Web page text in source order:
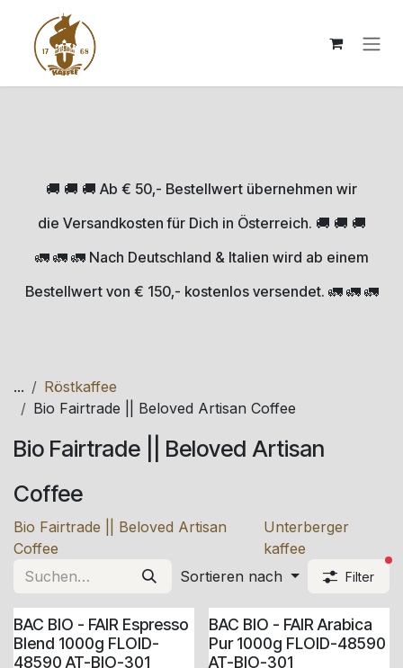
Zum Inhalt springen
🚚 🚚 🚚 Ab € 50,- Bestellwert übernehmen wir
die Versandkosten für Dich in Österreich. 🚚 🚚 🚚
🚛 🚛 🚛 Nach Deutschland & Italien wird ab einem
Bestellwert von € 150,- kostenlos versendet. 🚛 🚛 🚛
...
Röstkaffee
Bio Fairtrade || Beloved Artisan Coffee
Bio Fairtrade || Beloved Artisan
Coffee
Bio Fairtrade || Beloved Artisan
Coffee
Unterberger
kaffee
Sortieren nach
Filter
BAC BIO - FAIR Espresso
Blend 1000g FLOID-
48590 AT-BIO-301
BAC BIO - FAIR Arabica
Pur 1000g FLOID-48590
AT-BIO-301